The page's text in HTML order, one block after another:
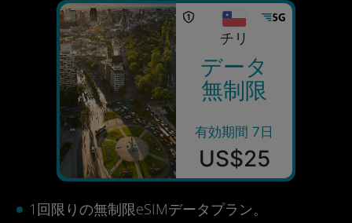
チリ
データ
無制限
有効期間 7日
US$25
1回限りの無制限eSIMデータプラン。